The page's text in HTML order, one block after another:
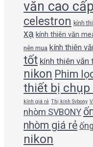
văn cao cấp
celestron kính
xạ kính thiên văn
nên mua kính thiên
tốt kính thiên văn
nikon Phim
thiết bị chụp
kính giá rẻ Thị kính Svbony
nhòm SVBONY
nhòm giá rẻ
nikon